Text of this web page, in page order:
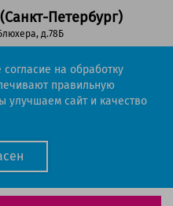
Петербург)
д.78Б
РФ
51-53
права защищены
на обработку
правильную
улучшаем сайт и качество